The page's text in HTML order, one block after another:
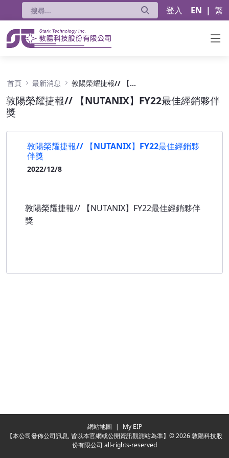
登入 EN | 繁
首頁 最新消息 敦陽榮耀捷報// 【NUTANIX】FY22最佳經銷夥伴獎
敦陽榮耀捷報// 【NUTANIX】FY22最佳經銷夥伴
獎
敦陽榮耀捷報// 【NUTANIX】FY22最佳經銷夥
伴獎
2022/12/8
敦陽榮耀捷報// 【NUTANIX】FY22最佳經銷夥伴
獎
網站地圖 |
My EIP
【本公司發佈公司訊息, 皆以本官網或公開資訊觀測站為準】© 2026 敦陽科技股
份有限公司 all-rights-reserved